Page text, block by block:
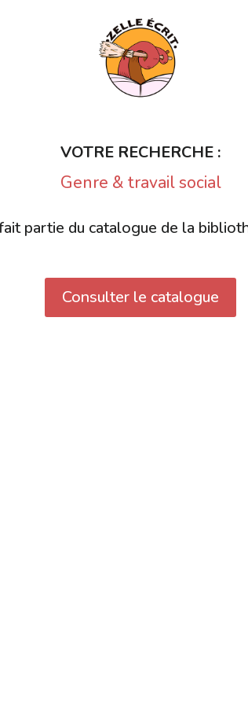
VOTRE RECHERCHE :
Genre & travail social
partie du catalogue de la
Consulter le catalogue